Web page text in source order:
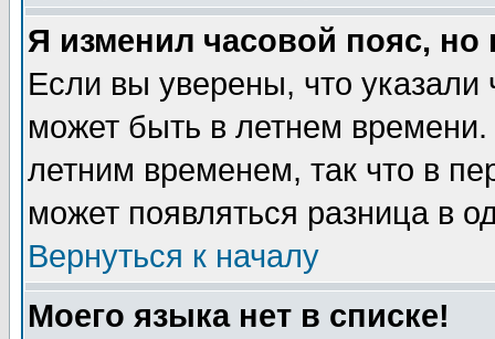
Я изменил часовой пояс,
Если вы уверены, что указали
может быть в летнем
летним временем, так что в
может появляться разница в
Вернуться к началу
Моего языка нет в списке!